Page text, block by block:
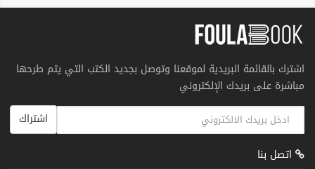
اشترك بالقائمة البريدية لموقعنا وتوصل بجديد الكتب التي يتم طرحها
مباشرة على بريدك الإلكتروني
اشتراك
اتصل بنا